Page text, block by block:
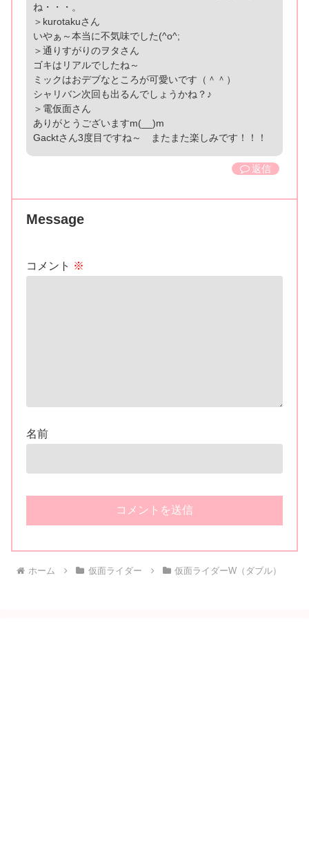
ね・・・。
＞kurotakuさん
いやぁ～本当に不気味でした(^o^;
＞通りすがりのヲタさん
ゴキはリアルでしたね～
ミックはおデブなところが可愛いです（＾＾）
シャリバン次回も出るんでしょうかね？♪
＞電仮面さん
ありがとうございますm(__)m
Gacktさん3度目ですね～ またまた楽しみです！！！
返信
Message
コメント ※
名前
ホーム 仮面ライダー 仮面ライダーW（ダブル）